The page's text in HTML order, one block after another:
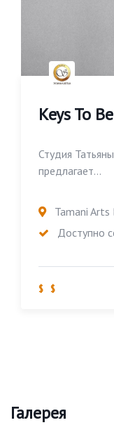
Keys To
Студия
предлагает...
Tamani Arts
Доступно
$ $
Галерея